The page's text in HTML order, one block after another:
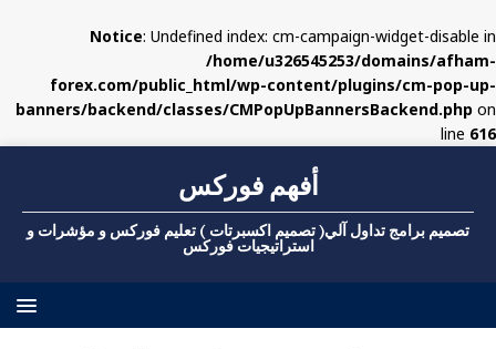
Notice: Undefined index: cm-campaign-widget-disable in
/home/u326545253/domains/afham-
forex.com/public_html/wp-content/plugins/cm-pop-up-
banners/backend/classes/CMPopUpBannersBackend.php on
line 616
أفهم فوركس
تصميم برامج تداول آلي( تصميم اكسبرتات ) تعليم فوركس و مؤشرات و
استراتيجيات فوركس